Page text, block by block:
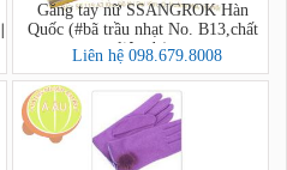
Găng tay nữ SSANGROK Hàn
Quốc (#bã trầu nhạt No. B13,chất
liệu dạ)
Liên hệ 098.679.8008